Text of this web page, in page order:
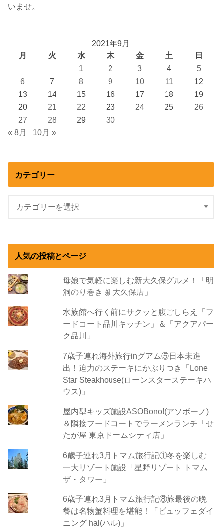
いませ。
2021年9月
月
火 水 木 金 土
日
1
2 3 4
5
6
7 8 9 10 11
12
13
14 15 16 17 18
19
20
21 22 23 24 25
26
27
28 29
30
« 8月
10月 »
カテゴリー
人気の投稿とページ
母娘で気軽に楽しむ新大久保グルメ！「明
洞のり巻き 新大久保店」
水族館へ行く前にサクッと腹ごしらえ「フ
ードコート品川キッチン」＆「アクアパー
ク品川」
7歳子連れ海外旅行inグアム⑤日本未進
出！迫力のステーキにかぶりつき「Lone
Star Steakhouse(ローンスターステーキハ
ウス)」
屋内型キッズ施設ASOBono!(アソボーノ)
＆隣接フードコートでラーメンランチ「せ
たが屋 東京ドームシティ店」
6歳子連れ3月トマム旅行記①冬を楽しむ
一大リゾート施設「星野リゾート トマム
ザ・タワー」
6歳子連れ3月トマム旅行記⑧旅最後の晩
餐は名物蟹料理を堪能！「ビュッフェダイ
ニング hal(ハル)」